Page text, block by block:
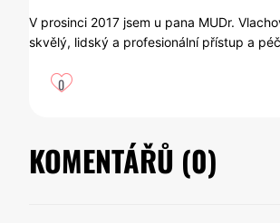
V prosinci 2017 jsem u pana MUDr.
skvělý, lidský a profesionální přístup a
0
KOMENTÁŘŮ (0)